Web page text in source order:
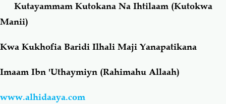
Salaf Wa Ummah
Duaa-Adhkaar
Kutayammam Kutokana Na Ihtilaam (Kutokwa
Manii)
Kwa Kukhofia Baridi Ilhali Maji Yanapatikana
Imaam Ibn 'Uthaymiyn (Rahimahu Allaah)
www.alhidaaya.com